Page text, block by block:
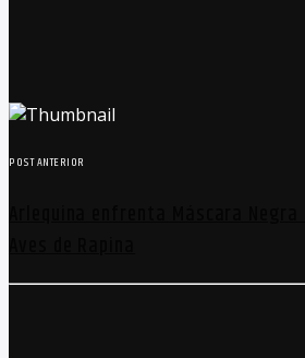
POST ANTERIOR